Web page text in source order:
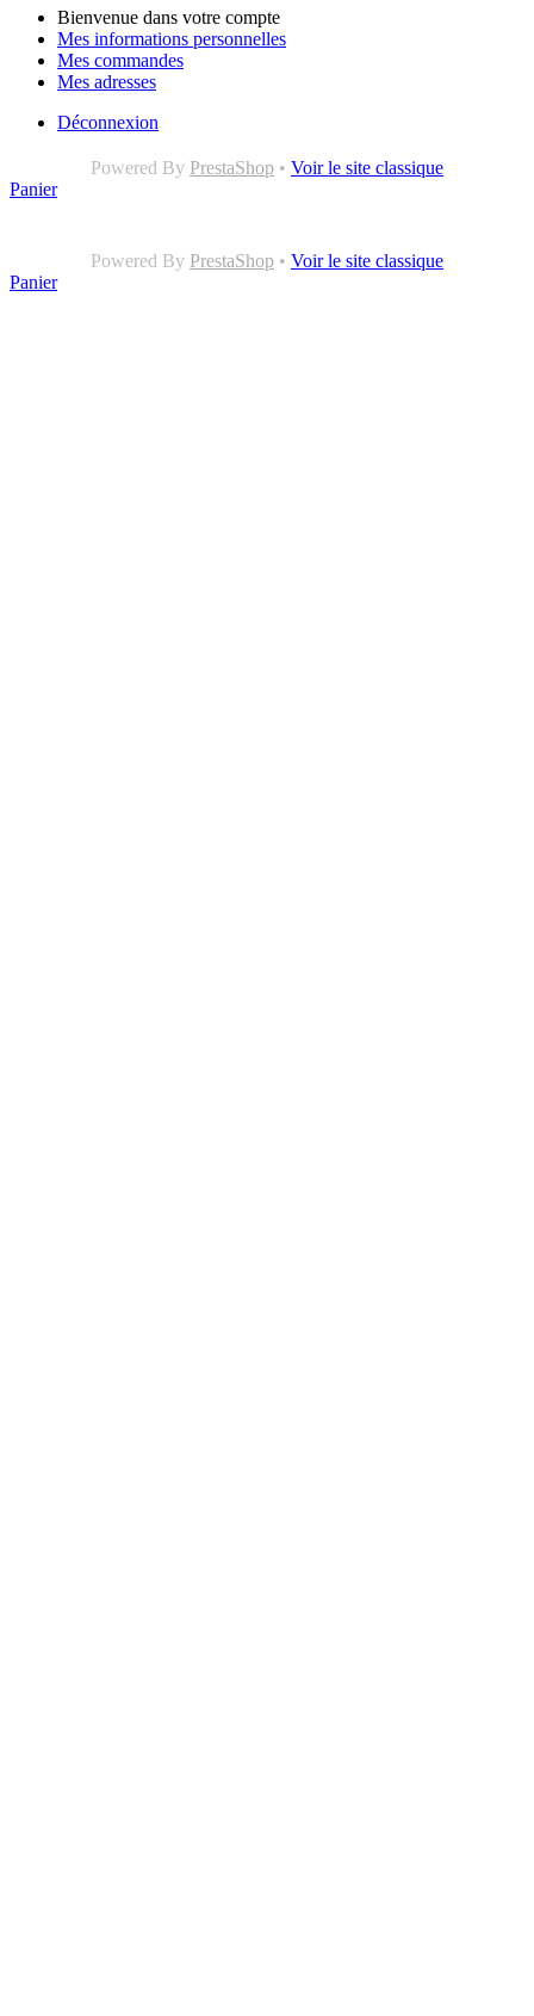
Bienvenue dans votre compte
Mes informations personnelles
Mes commandes
Mes adresses
Déconnexion
Powered By PrestaShop • Voir le site classique
Panier
Powered By PrestaShop • Voir le site classique
Panier